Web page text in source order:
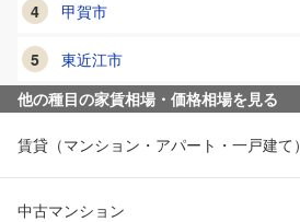
4 甲賀市
5 東近江市
他の種目の家賃相場・価格相場を見る
賃貸（マンション・アパート・一戸建て）
中古マンション